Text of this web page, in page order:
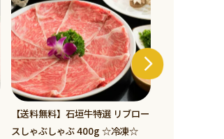
【送料無料】石垣牛特選 リブロー
スしゃぶしゃぶ 400g ☆冷凍☆